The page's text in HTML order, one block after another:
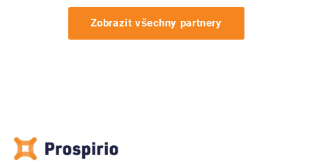
Zobrazit všechny partnery